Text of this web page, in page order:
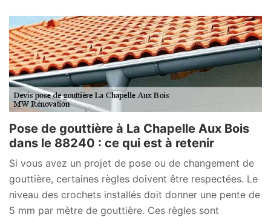
Pose de gouttière à La Chapelle Aux Bois
dans le 88240 : ce qui est à retenir
Si vous avez un projet de pose ou de changement de
gouttière, certaines règles doivent être respectées. Le
niveau des crochets installés doit donner une pente de
5 mm par mètre de gouttière. Ces règles sont